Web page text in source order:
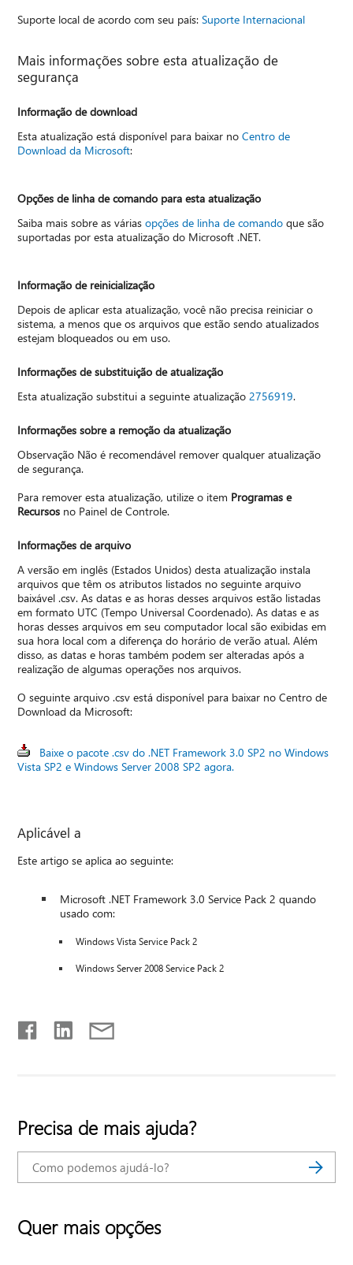
Suporte local de acordo com seu país:Suporte Internacional
Mais informações sobre esta atualização de
segurança
Informação de download
Esta atualização está disponível para baixar noCentro de
Download da Microsoft:
Opções de linha de comando para esta atualização
Saiba mais sobre as váriasopções de linha de comando que são
suportadas por esta atualização do Microsoft .NET.
Informação de reinicialização
Depois de aplicar esta atualização, você não precisa reiniciar o
sistema, a menos que os arquivos que estão sendo atualizados
estejam bloqueados ou em uso.
Informações de substituição de atualização
Esta atualização substitui a seguinte atualização2756919.
Informações sobre a remoção da atualização
Observação Não é recomendável remover qualquer atualização
de segurança.
Para remover esta atualização, utilize o item Programas e
Recursos no Painel de Controle.
Informações de arquivo
A versão em inglês (Estados Unidos) desta atualização instala
arquivos que têm os atributos listados no seguinte arquivo
baixável .csv. As datas e as horas desses arquivos estão listadas
em formato UTC (Tempo Universal Coordenado). As datas e as
horas desses arquivos em seu computador local são exibidas em
sua hora local com a diferença do horário de verão atual. Além
disso, as datas e horas também podem ser alteradas após a
realização de algumas operações nos arquivos.
O seguinte arquivo .csv está disponível para baixar no Centro de
Download da Microsoft:
Baixe o pacote .csv do .NET Framework 3.0 SP2 no Windows
Vista SP2 e Windows Server 2008 SP2 agora.
Aplicável a
Este artigo se aplica ao seguinte:
Microsoft .NET Framework 3.0 Service Pack 2 quando
usado com:
Windows Vista Service Pack 2
Windows Server 2008 Service Pack 2
Precisa de mais ajuda?
Quer mais opções